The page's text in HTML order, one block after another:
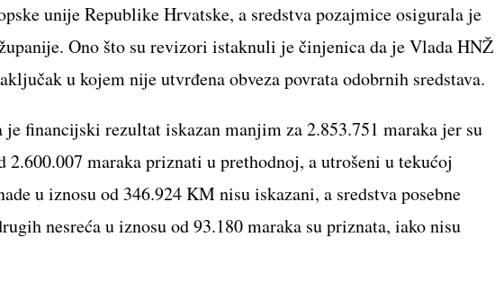
unije Republike Hrvatske, a sredstva pozajmice osigurala je
Ono što su revizori istaknuli je činjenica da je Vlada HNŽ
u kojem nije utvrđena obveza povrata odobrnih sredstava.
financijski rezultat iskazan manjim za 2.853.751 maraka jer su
maraka priznati u prethodnoj, a utrošeni u tekućoj
u iznosu od 346.924 KM nisu iskazani, a sredstva posebne
nesreća u iznosu od 93.180 maraka su priznata, iako nisu